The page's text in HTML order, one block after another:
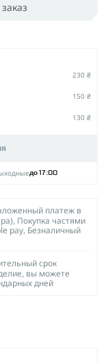
230 ₴
150 ₴
130 ₴
до 17:00
платеж в
Покупка частями
pay, Безналичный
срок
вы можете
дней